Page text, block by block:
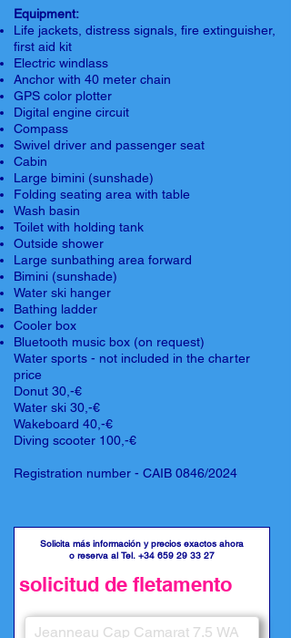
Equipment:
Life jackets, distress signals, fire extinguisher,
first aid kit
Electric windlass
Anchor with 40 meter chain
GPS color plotter
Digital engine circuit
Compass
Swivel driver and passenger seat
Cabin
Large bimini (sunshade)
Folding seating area with table
Wash basin
Toilet with holding tank
Outside shower
Large sunbathing area forward
Bimini (sunshade)
Water ski hanger
Bathing ladder
Cooler box
Bluetooth music box (on request)
Water sports - not included in the charter
price
Donut 30,-€
Water ski 30,-€
Wakeboard 40,-€
Diving scooter 100,-€
Registration number - CAIB 0846/2024
Solicita más información y precios exactos ahora
o reserva al Tel. +34 659 29 33 27
solicitud de fletamento